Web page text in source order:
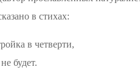
в стихах:
в четверти,
будет.